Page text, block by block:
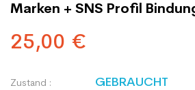
Marken + SNS Profil
25,00 €
Zustand : GEBRAUCHT